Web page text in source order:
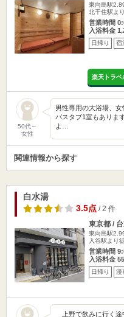
東向島駅
北千住駅よ
営業時間
入浴料金
日帰り 宿
楽天トラベ
50代～
女性
男性専用の大浴場、
バスタブ1室もありま
よ…
関連情報から探す
白水湯
3.5点/ 2 件
東京都 /
東向島駅
入谷駅より
営業時間
入浴料金
日帰り 漫
上野で飲みに行く途